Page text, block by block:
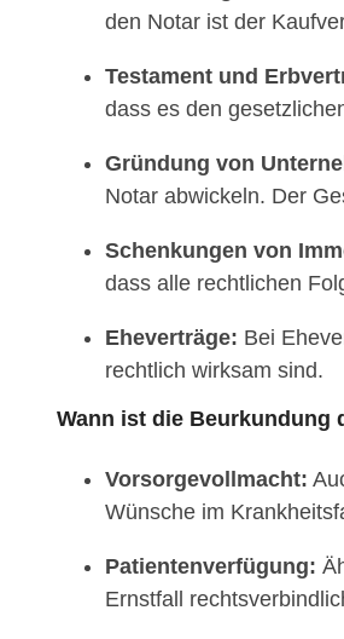
den Notar ist der
Testament und
dass es den
Gründung von
Notar abwickeln. Der
Schenkungen von
dass alle rechtlichen
Eheverträge: Bei
rechtlich wirksam sind.
Wann ist die Beurkundung
Vorsorgevollmacht:
Wünsche im
Patientenverfügung:
Ernstfall